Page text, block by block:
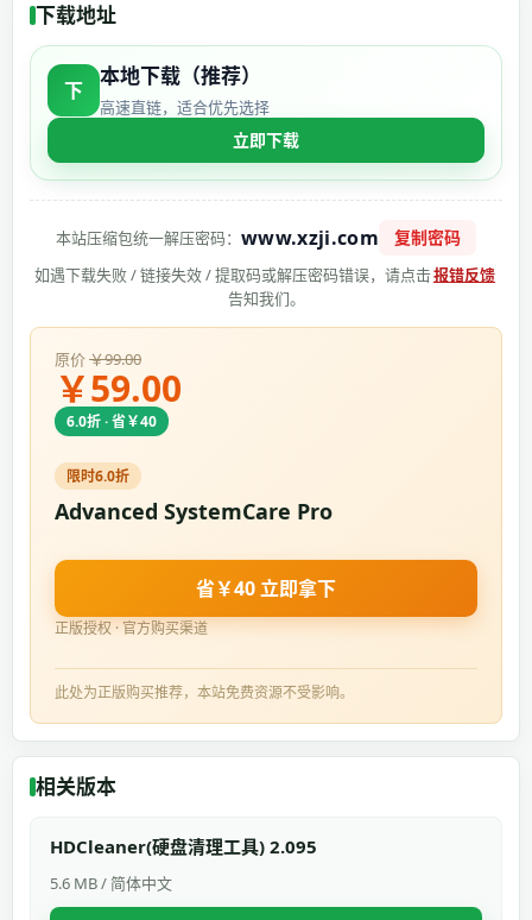
下载地址
下
本地下载（推荐）
高速直链，适合优先选择
立即下载
本站压缩包统一解压密码：www.xzji.com 复制密码
如遇下载失败 / 链接失效 / 提取码或解压密码错误，请点击报错反馈
告知我们。
原价￥99.00
￥59.00
6.0折 · 省￥40
限时6.0折
Advanced SystemCare Pro
省￥40 立即拿下
正版授权 · 官方购买渠道
此处为正版购买推荐，本站免费资源不受影响。
相关版本
HDCleaner(硬盘清理工具) 2.095
5.6 MB / 简体中文